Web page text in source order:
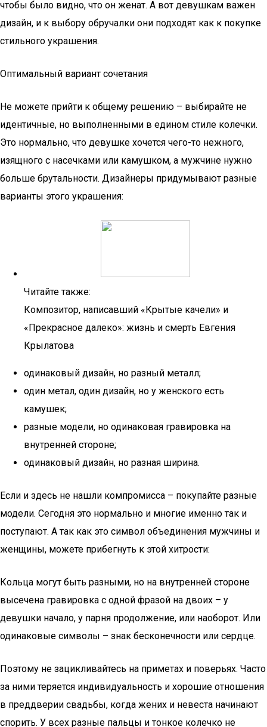
чтобы было видно, что он женат. А вот девушкам важен
дизайн, и к выбору обручалки они подходят как к покупке
стильного украшения.
Оптимальный вариант сочетания
Не можете прийти к общему решению – выбирайте не
идентичные, но выполненными в едином стиле колечки.
Это нормально, что девушке хочется чего-то нежного,
изящного с насечками или камушком, а мужчине нужно
больше брутальности. Дизайнеры придумывают разные
варианты этого украшения:
Читайте также:
Композитор, написавший «Крытые качели» и
«Прекрасное далеко»: жизнь и смерть Евгения
Крылатова
одинаковый дизайн, но разный металл;
один метал, один дизайн, но у женского есть
камушек;
разные модели, но одинаковая гравировка на
внутренней стороне;
одинаковый дизайн, но разная ширина.
Если и здесь не нашли компромисса – покупайте разные
модели. Сегодня это нормально и многие именно так и
поступают. А так как это символ объединения мужчины и
женщины, можете прибегнуть к этой хитрости:
Кольца могут быть разными, но на внутренней стороне
высечена гравировка с одной фразой на двоих – у
девушки начало, у парня продолжение, или наоборот. Или
одинаковые символы – знак бесконечности или сердце.
Поэтому не зацикливайтесь на приметах и поверьях. Часто
за ними теряется индивидуальность и хорошие отношения
в преддверии свадьбы, когда жених и невеста начинают
спорить. У всех разные пальцы и тонкое колечко не